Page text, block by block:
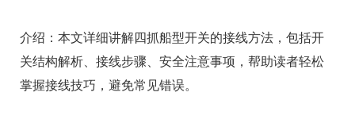
介绍： 本文详细讲解四抓船型开关的接线方法，包括开
关结构解析、接线步骤、安全注意事项，帮助读者轻松
掌握接线技巧，避免常见错误。